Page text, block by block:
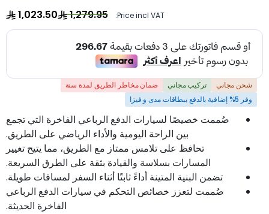
Price incl VAT:
1,279.95
1,023.50
شحن مجاني تركيب مجاني
ضمان مخاطر الطريق لمدة سنة
وفر 5% إضافية بالدفع ببطاقات مدى و فيزا
صُممت خصيصًا لسيارات الدفع الرباعي الفاخرة التي تجمع
بين الراحة اليومية والأداء الرياضي على الطريق.
تحافظ على تلامس ممتاز مع الطريق، مما يتيح تغيير
المسارات بسلاسة والقيادة بثقة على الطرق السريعة.
تضمن البنية المتينة أداءً ثابتًا أثناء السفر لمسافات طويلة.
صُممت لتعزز خصائص التحكم في سيارات الدفع الرباعي
الفاخرة الحديثة.